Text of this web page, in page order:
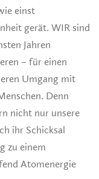
einst
gerät. WIR sind
Jahren
– für einen
Umgang mit
Denn
nicht nur unsere
ihr Schicksal
zu einem
Atomenergie